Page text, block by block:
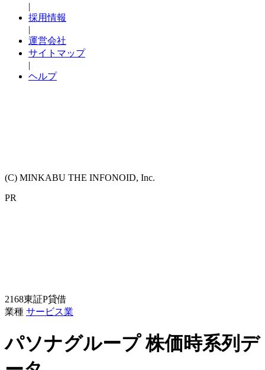
|
採用情報
|
運営会社
サイトマップ
|
ヘルプ
(C) MINKABU THE INFONOID, Inc.
PR
2168東証P貸借
業種 サービス業
パソナグループ株価時系列デ